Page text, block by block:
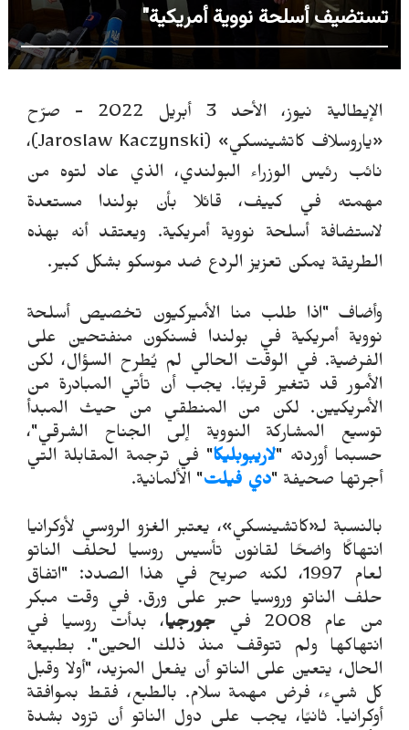
تستضيف أسلحة نووية أمريكية"
الإيطالية نيوز، الأحد 3 أبريل 2022 - صرّح
«ياروسلاف كاتشينسكي» (Jaroslaw Kaczynski)،
نائب رئيس الوزراء البولندي، الذي عاد لتوه من
مهمته في كييف، قائلا بأن بولندا مستعدة
لاستضافة أسلحة نووية أمريكية. ويعتقد أنه بهذه
الطريقة يمكن تعزيز الردع ضد موسكو بشكل كبير.
وأضاف "اذا طلب منا الأميركيون تخصيص أسلحة
نووية أمريكية في بولندا فسنكون منفتحين على
الفرضية. في الوقت الحالي لم يُطرح السؤال، لكن
الأمور قد تتغير قريبًا. يجب أن تأتي المبادرة من
الأمريكيين. لكن من المنطقي من حيث المبدأ
توسيع المشاركة النووية إلى الجناح الشرقي"،
حسبما أوردته "لاريبوبليكا" في ترجمة المقابلة التي
أجرتها صحيفة "دي فيلت" الألمانية.
بالنسبة لـ«كاتشينسكي»، يعتبر الغزو الروسي لأوكرانيا
انتهاكًا واضحًا لقانون تأسيس روسيا لحلف الناتو
لعام 1997، لكنه صريح في هذا الصدد: "اتفاق
حلف الناتو وروسيا حبر على ورق. في وقت مبكر
من عام 2008 في
جورجيا، بدأت روسيا في
انتهاكها ولم تتوقف منذ ذلك الحين". بطبيعة
الحال، يتعين على الناتو أن يفعل المزيد، "أولا وقبل
كل شيء، فرض مهمة سلام. بالطبع، فقط بموافقة
أوكرانيا. ثانيًا، يجب على دول الناتو أن تزود بشدة